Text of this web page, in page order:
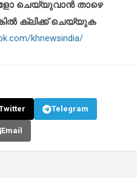
ചെയ്യുവാൻ താഴെ
ക്ലിക്ക് ചെയ്യുക
khnewsindia/
Telegram
Email